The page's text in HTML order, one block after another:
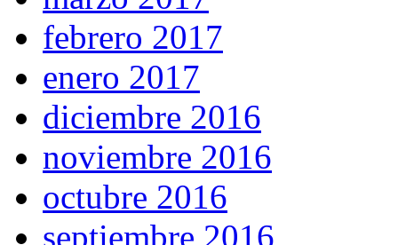
febrero 2017
enero 2017
diciembre 2016
noviembre 2016
octubre 2016
septiembre 2016